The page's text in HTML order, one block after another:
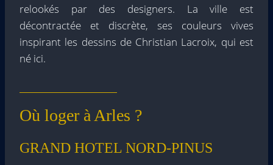
relookés par des designers. La ville est
décontractée et discrète, ses couleurs vives
inspirant les dessins de Christian Lacroix, qui est
né ici.
Où loger à Arles ?
GRAND HOTEL NORD-PINUS